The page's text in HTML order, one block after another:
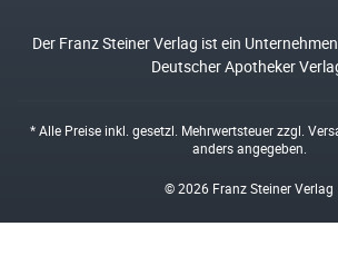
Der Franz Steiner Verlag ist ein
Deutscher Apotheker
* Alle Preise inkl. gesetzl. Mehrwertsteuer zzgl.
anders angegeben.
© 2026 Franz Steiner Verlag